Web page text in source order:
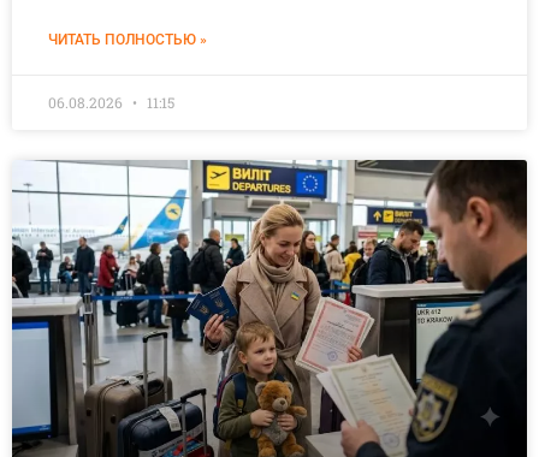
ЧИТАТЬ ПОЛНОСТЬЮ »
06.08.2026 11:15